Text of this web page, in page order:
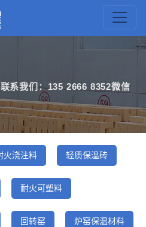
系我们：135 2666 8352微信
火浇注料 轻质保温砖
耐火可塑料
回转窑 炉窑保温材料